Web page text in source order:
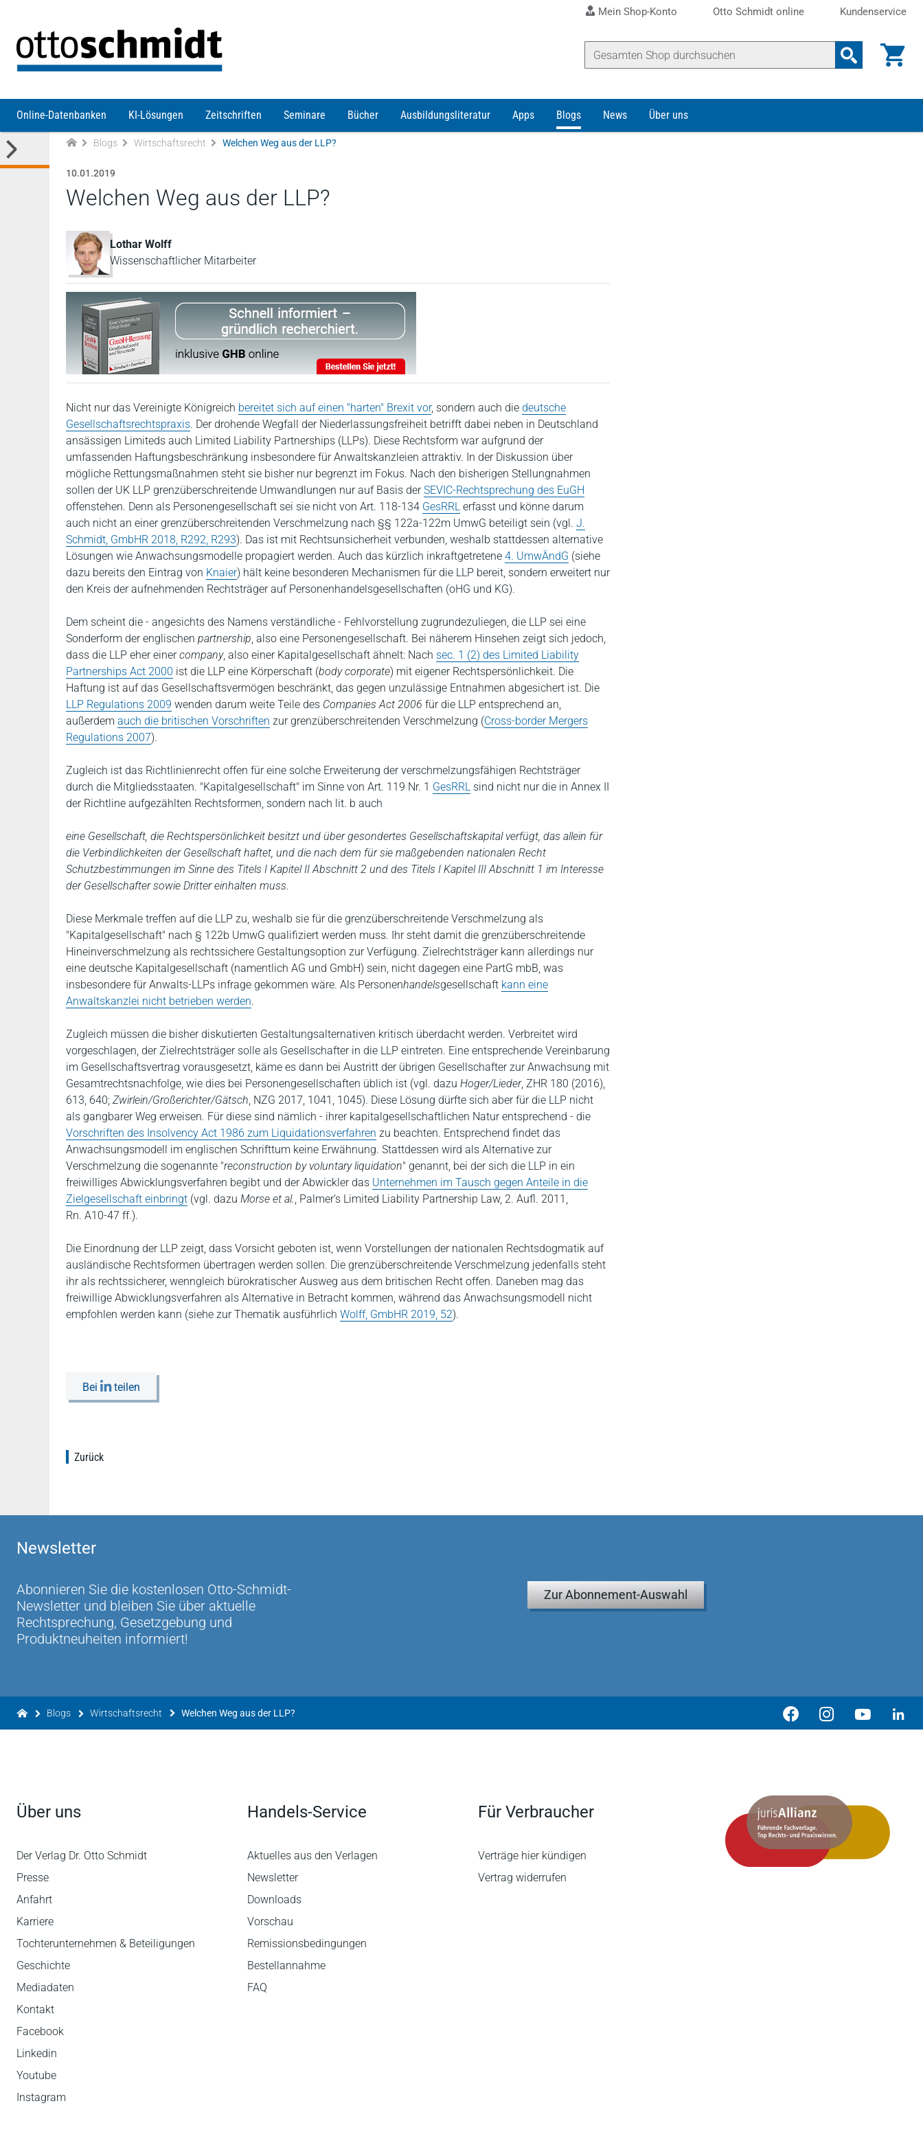
Mein Shop-Konto Otto Schmidt online Kundenservice
Online-Datenbanken KI-Lösungen Zeitschriften Seminare Bücher Ausbildungsliteratur Apps Blogs News Über uns
Blogs Wirtschaftsrecht Welchen Weg aus der LLP?
10.01.2019
Welchen Weg aus der LLP?
Lothar Wolff
Wissenschaftlicher Mitarbeiter
Nicht nur das Vereinigte Königreich bereitet sich auf einen "harten" Brexit vor, sondern auch die deutsche
Gesellschaftsrechtspraxis. Der drohende Wegfall der Niederlassungsfreiheit betrifft dabei neben in Deutschland
ansässigen Limiteds auch Limited Liability Partnerships (LLPs). Diese Rechtsform war aufgrund der
umfassenden Haftungsbeschränkung insbesondere für Anwaltskanzleien attraktiv. In der Diskussion über
mögliche Rettungsmaßnahmen steht sie bisher nur begrenzt im Fokus. Nach den bisherigen Stellungnahmen
sollen der UK LLP grenzüberschreitende Umwandlungen nur auf Basis derSEVIC-Rechtsprechung des EuGH
offenstehen. Denn als Personengesellschaft sei sie nicht von Art. 118-134 GesRRL erfasst und könne darum
auch nicht an einer grenzüberschreitenden Verschmelzung nach §§ 122a-122m UmwG beteiligt sein (vgl. J.
Schmidt, GmbHR 2018, R292, R293). Das ist mit Rechtsunsicherheit verbunden, weshalb stattdessen alternative
Lösungen wie Anwachsungsmodelle propagiert werden. Auch das kürzlich inkraftgetretene 4. UmwÄndG (siehe
dazu bereits den Eintrag von Knaier) hält keine besonderen Mechanismen für die LLP bereit, sondern erweitert nur
den Kreis der aufnehmenden Rechtsträger auf Personenhandelsgesellschaften (oHG und KG).
Dem scheint die - angesichts des Namens verständliche - Fehlvorstellung zugrundezuliegen, die LLP sei eine
Sonderform der englischen partnership, also eine Personengesellschaft. Bei näherem Hinsehen zeigt sich jedoch,
dass die LLP eher einercompany, also einer Kapitalgesellschaft ähnelt: Nach sec. 1 (2) des Limited Liability
Partnerships Act 2000 ist die LLP eine Körperschaft (body corporate) mit eigener Rechtspersönlichkeit. Die
Haftung ist auf das Gesellschaftsvermögen beschränkt, das gegen unzulässige Entnahmen abgesichert ist. Die
LLP Regulations 2009 wenden darum weite Teile des Companies Act 2006 für die LLP entsprechend an,
außerdem auch die britischen Vorschriften zur grenzüberschreitenden Verschmelzung (Cross-border Mergers
Regulations 2007).
Zugleich ist das Richtlinienrecht offen für eine solche Erweiterung der verschmelzungsfähigen Rechtsträger
durch die Mitgliedsstaaten. "Kapitalgesellschaft" im Sinne von Art. 119 Nr. 1 GesRRL sind nicht nur die in Annex II
der Richtline aufgezählten Rechtsformen, sondern nach lit. b auch
eine Gesellschaft, die Rechtspersönlichkeit besitzt und über gesondertes Gesellschaftskapital verfügt, das allein für
die Verbindlichkeiten der Gesellschaft haftet, und die nach dem für sie maßgebenden nationalen Recht
Schutzbestimmungen im Sinne des Titels I Kapitel II Abschnitt 2 und des Titels I Kapitel III Abschnitt 1 im Interesse
der Gesellschafter sowie Dritter einhalten muss.
Diese Merkmale treffen auf die LLP zu, weshalb sie für die grenzüberschreitende Verschmelzung als
"Kapitalgesellschaft" nach § 122b UmwG qualifiziert werden muss. Ihr steht damit die grenzüberschreitende
Hineinverschmelzung als rechtssichere Gestaltungsoption zur Verfügung. Zielrechtsträger kann allerdings nur
eine deutsche Kapitalgesellschaft (namentlich AG und GmbH) sein, nicht dagegen eine PartG mbB, was
insbesondere für Anwalts-LLPs infrage gekommen wäre. Als Personenhandelsgesellschaft kann eine
Anwaltskanzlei nicht betrieben werden.
Zugleich müssen die bisher diskutierten Gestaltungsalternativen kritisch überdacht werden. Verbreitet wird
vorgeschlagen, der Zielrechtsträger solle als Gesellschafter in die LLP eintreten. Eine entsprechende Vereinbarung
im Gesellschaftsvertrag vorausgesetzt, käme es dann bei Austritt der übrigen Gesellschafter zur Anwachsung mit
Gesamtrechtsnachfolge, wie dies bei Personengesellschaften üblich ist (vgl. dazu Hoger/Lieder, ZHR 180 (2016),
613, 640; Zwirlein/Großerichter/Gätsch, NZG 2017, 1041, 1045). Diese Lösung dürfte sich aber für die LLP nicht
als gangbarer Weg erweisen. Für diese sind nämlich - ihrer kapitalgesellschaftlichen Natur entsprechend - die
Vorschriften des Insolvency Act 1986 zum Liquidationsverfahren zu beachten. Entsprechend findet das
Anwachsungsmodell im englischen Schrifttum keine Erwähnung. Stattdessen wird als Alternative zur
Verschmelzung die sogenannte "reconstruction by voluntary liquidation" genannt, bei der sich die LLP in ein
freiwilliges Abwicklungsverfahren begibt und der Abwickler das Unternehmen im Tausch gegen Anteile in die
Zielgesellschaft einbringt (vgl. dazu Morse et al., Palmer’s Limited Liability Partnership Law, 2. Aufl. 2011,
Rn. A10-47 ff.).
Die Einordnung der LLP zeigt, dass Vorsicht geboten ist, wenn Vorstellungen der nationalen Rechtsdogmatik auf
ausländische Rechtsformen übertragen werden sollen. Die grenzüberschreitende Verschmelzung jedenfalls steht
ihr als rechtssicherer, wenngleich bürokratischer Ausweg aus dem britischen Recht offen. Daneben mag das
freiwillige Abwicklungsverfahren als Alternative in Betracht kommen, während das Anwachsungsmodell nicht
empfohlen werden kann (siehe zur Thematik ausführlich Wolff, GmbHR 2019, 52).
Bei teilen
Zurück
Newsletter
Abonnieren Sie die kostenlosen Otto-Schmidt-
Newsletter und bleiben Sie über aktuelle
Rechtsprechung, Gesetzgebung und
Produktneuheiten informiert!
Zur Abonnement-Auswahl
Blogs Wirtschaftsrecht Welchen Weg aus der LLP?
Über uns
Der Verlag Dr. Otto Schmidt
Presse
Anfahrt
Karriere
Tochterunternehmen & Beteiligungen
Geschichte
Mediadaten
Kontakt
Facebook
Linkedin
Youtube
Instagram
Handels-Service
Aktuelles aus den Verlagen
Newsletter
Downloads
Vorschau
Remissionsbedingungen
Bestellannahme
FAQ
Für Verbraucher
Verträge hier kündigen
Vertrag widerrufen